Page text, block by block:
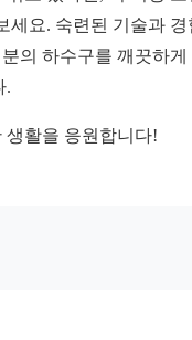
세요. 숙련된 기술과 경
의 하수구를 깨끗하게
.
생활을 응원합니다!